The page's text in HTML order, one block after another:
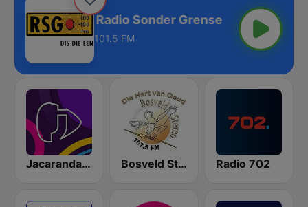
RSG - Radio Sonder Grense
101.5 FM
Jacaranda FM Bosveld Stereo Radio 702